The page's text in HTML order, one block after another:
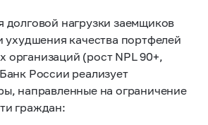
долговой нагрузки заемщиков
качества портфелей
организаций (рост NPL 90+,
России реализует
направленные на ограничение
граждан: